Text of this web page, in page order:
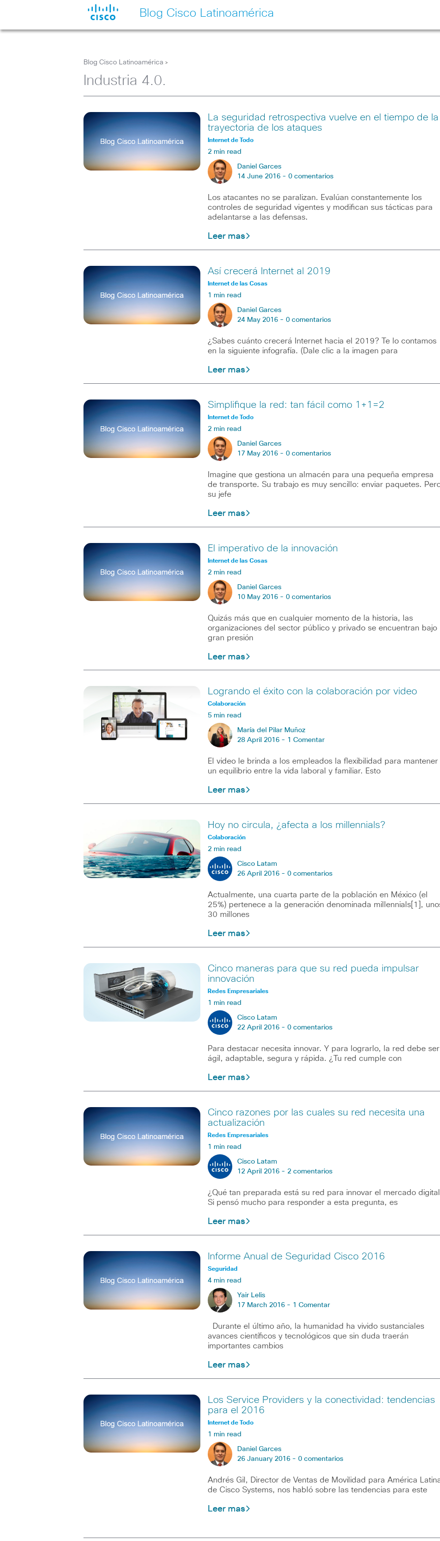
Blog Cisco Latinoamérica
Blog Cisco Latinoamérica >
Industria 4.0.
La seguridad retrospectiva vuelve en el tiempo de la
trayectoria de los ataques
Internet de Todo
2 min read
Daniel Garces
14 June 2016 - 0 comentarios
Los atacantes no se paralizan. Evalúan constantemente los
controles de seguridad vigentes y modifican sus tácticas para
adelantarse a las defensas.
Leer mas
Así crecerá Internet al 2019
Internet de las Cosas
1 min read
Daniel Garces
24 May 2016 - 0 comentarios
¿Sabes cuánto crecerá Internet hacia el 2019? Te lo contamos
en la siguiente infografía. (Dale clic a la imagen para
Leer mas
Simplifique la red: tan fácil como 1+1=2
Internet de Todo
2 min read
Daniel Garces
17 May 2016 - 0 comentarios
Imagine que gestiona un almacén para una pequeña empresa
de transporte. Su trabajo es muy sencillo: enviar paquetes.
su jefe
Leer mas
El imperativo de la innovación
Internet de las Cosas
2 min read
Daniel Garces
10 May 2016 - 0 comentarios
Quizás más que en cualquier momento de la historia, las
organizaciones del sector público y privado se encuentran bajo
gran presión
Leer mas
Logrando el éxito con la colaboración por video
Colaboración
5 min read
María del Pilar Muñoz
28 April 2016 - 1 Comentar
El video le brinda a los empleados la flexibilidad para mantener
un equilibrio entre la vida laboral y familiar. Esto
Leer mas
Hoy no circula, ¿afecta a los millennials?
Colaboración
2 min read
Cisco Latam
26 April 2016 - 0 comentarios
Actualmente, una cuarta parte de la población en México (el
25%) pertenece a la generación denominada millennials[1],
30 millones
Leer mas
Cinco maneras para que su red pueda impulsar
innovación
Redes Empresariales
1 min read
Cisco Latam
22 April 2016 - 0 comentarios
Para destacar necesita innovar. Y para lograrlo, la red debe
ágil, adaptable, segura y rápida. ¿Tu red cumple con
Leer mas
Cinco razones por las cuales su red necesita una
actualización
Redes Empresariales
1 min read
Cisco Latam
12 April 2016 - 2 comentarios
¿Qué tan preparada está su red para innovar el mercado
Si pensó mucho para responder a esta pregunta, es
Leer mas
Informe Anual de Seguridad Cisco 2016
Seguridad
4 min read
Yair Lelis
17 March 2016 - 1 Comentar
Durante el último año, la humanidad ha vivido sustanciales
avances científicos y tecnológicos que sin duda traerán
importantes cambios
Leer mas
Los Service Providers y la conectividad: tendencias
para el 2016
Internet de Todo
1 min read
Daniel Garces
26 January 2016 - 0 comentarios
Andrés Gil, Director de Ventas de Movilidad para América
de Cisco Systems, nos habló sobre las tendencias para este
Leer mas